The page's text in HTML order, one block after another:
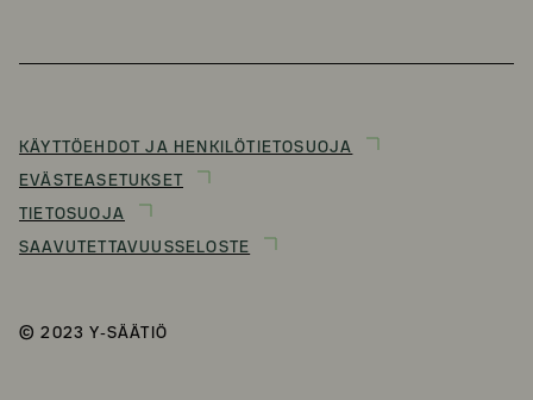
© 2023 Y-SÄÄTIÖ
KÄYTTÖEHDOT JA HENKILÖTIETOSUOJA
EVÄSTEASETUKSET
TIETOSUOJA
SAAVUTETTAVUUSSELOSTE